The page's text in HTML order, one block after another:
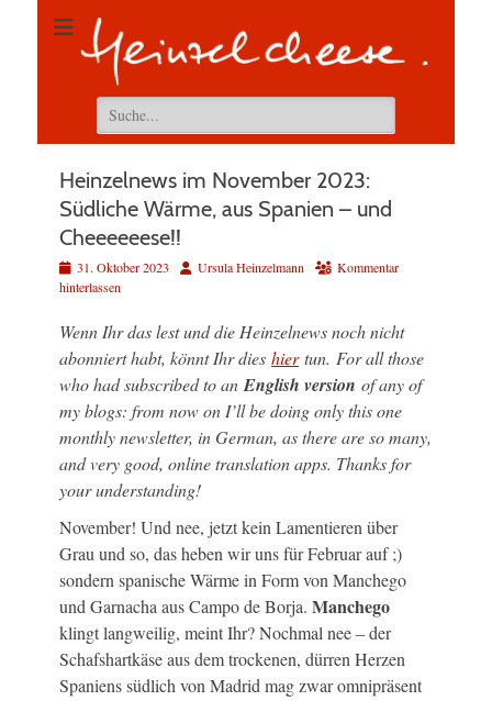
Suchen
nach:
Heinzelnews im November 2023:
Südliche Wärme, aus Spanien – und
Cheeeeeese!!
Veröffentlicht
am
31. Oktober 2023 AutorUrsula Heinzelmann
Kommentar
hinterlassen
Wenn Ihr das lest und die Heinzelnews noch nicht
abonniert habt, könnt Ihr dies hiertun. For all those
who had subscribed to anEnglish version of any of
my blogs: from now on I’ll be doing only this one
monthly newsletter, in German, as there are so many,
and very good, online translation apps. Thanks for
your understanding!
November! Und nee, jetzt kein Lamentieren über
Grau und so, das heben wir uns für Februar auf ;)
sondern spanische Wärme in Form von Manchego
und Garnacha aus Campo de Borja. Manchego
klingt langweilig, meint Ihr? Nochmal nee – der
Schafshartkäse aus dem trockenen, dürren Herzen
Spaniens südlich von Madrid mag zwar omnipräsent